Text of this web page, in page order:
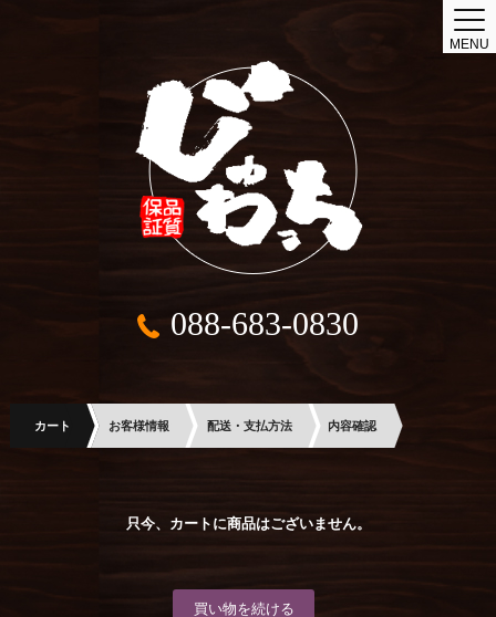
088-683-0830
MENU
カート お客様情報 配送・支払方法 内容確認
只今、カートに商品はございません。